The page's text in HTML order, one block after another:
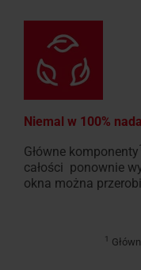
Niemal w 100%
Główne komponenty1
całości ponownie
okna można
1